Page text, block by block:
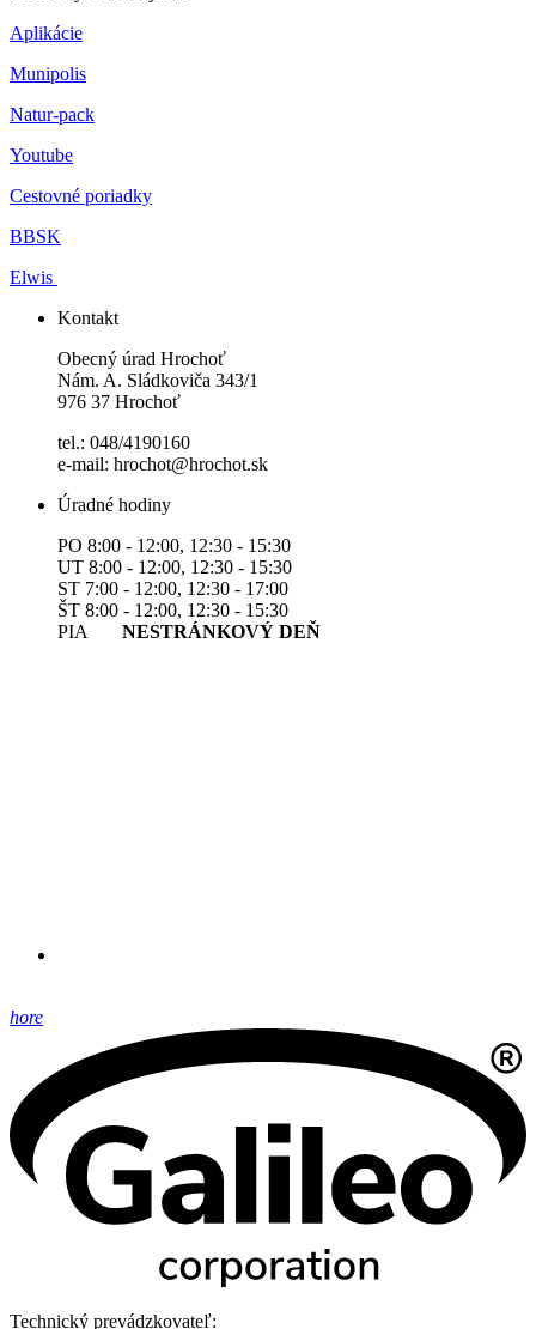
Aplikácie
Munipolis
Natur-pack
Youtube
Cestovné poriadky
BBSK
Elwis
Kontakt
Obecný úrad Hrochoť
Nám. A. Sládkoviča 343/1
976 37 Hrochoť
tel.: 048/4190160
e-mail: hrochot@hrochot.sk
Úradné hodiny
PO 8:00 - 12:00, 12:30 - 15:30
UT 8:00 - 12:00, 12:30 - 15:30
ST 7:00 - 12:00, 12:30 - 17:00
ŠT 8:00 - 12:00, 12:30 - 15:30
PIA NESTRÁNKOVÝ DEŇ
hore
Technický prevádzkovateľ: